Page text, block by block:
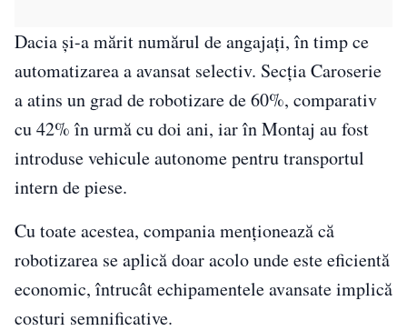
Dacia și-a mărit numărul de angajați, în timp ce
automatizarea a avansat selectiv. Secția Caroserie
a atins un grad de robotizare de 60%, comparativ
cu 42% în urmă cu doi ani, iar în Montaj au fost
introduse vehicule autonome pentru transportul
intern de piese.
Cu toate acestea, compania menționează că
robotizarea se aplică doar acolo unde este eficientă
economic, întrucât echipamentele avansate implică
costuri semnificative.